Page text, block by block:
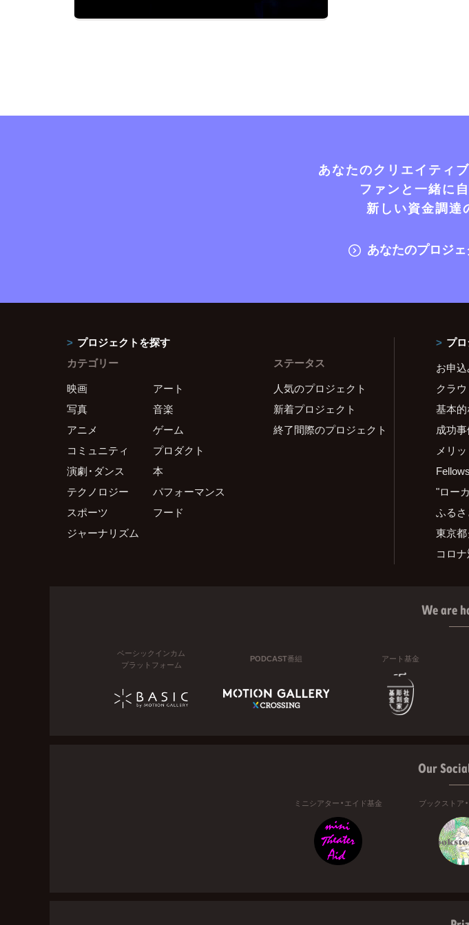
あなたのクリエイティ
ファンと一緒に
新しい資金調達
あなたのプロジ
プロジェクトを探す
カテゴリー
映画
アート
写真
音楽
アニメ
ゲーム
コミュニティ
プロダクト
演劇・ダンス
本
テクノロジー
パフォーマンス
スポーツ
フード
ジャーナリズム
ステータス
人気のプロジェクト
新着プロジェクト
終了間際のプロジェクト
プ
お申
クラ
基本的
成功
メリ
"ロー
ふる
東京
コロ
We are
ベーシックインカム
プラットフォーム
PODCAST番組 アート基金
Our
ミニシアター・エイド基金 ブックストア